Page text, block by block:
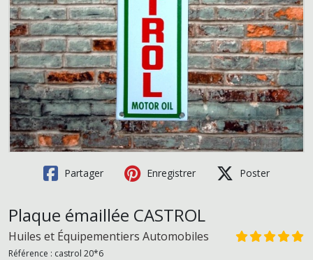
Partager Enregistrer Poster
Plaque émaillée CASTROL
Huiles et Équipementiers Automobiles
Référence : castrol 20*6